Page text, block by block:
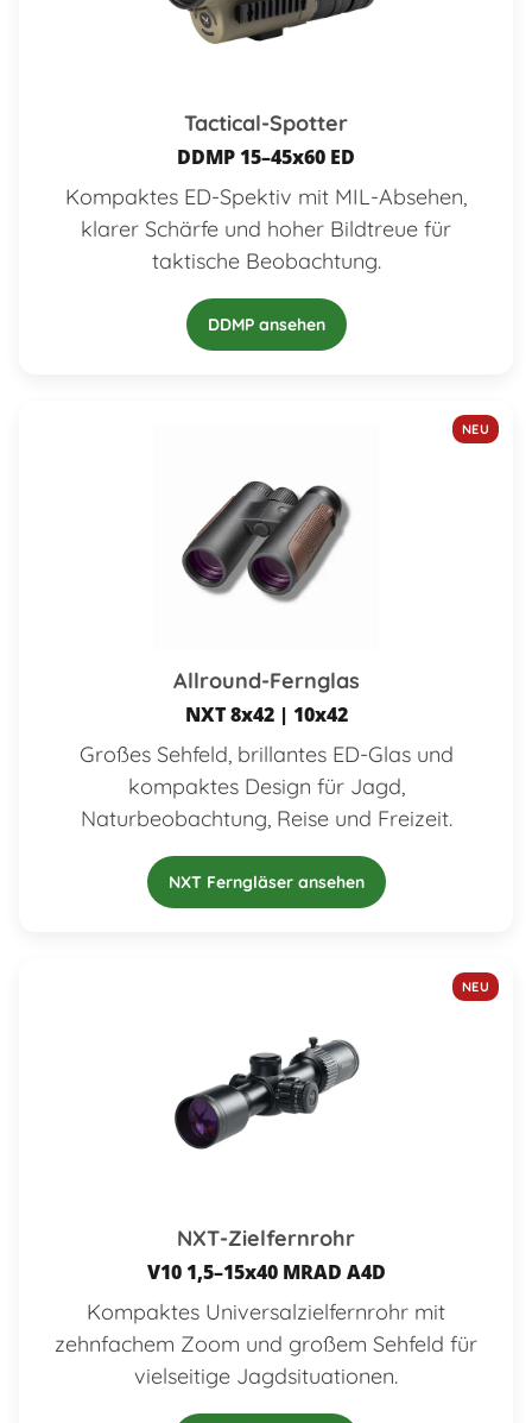
Tactical-Spotter
DDMP 15–45x60 ED
Kompaktes ED-Spektiv mit MIL-Absehen,
klarer Schärfe und hoher Bildtreue für
taktische Beobachtung.
DDMP ansehen
NEU
Allround-Fernglas
NXT 8x42 | 10x42
Großes Sehfeld, brillantes ED-Glas und
kompaktes Design für Jagd,
Naturbeobachtung, Reise und Freizeit.
NXT Ferngläser ansehen
NEU
NXT-Zielfernrohr
V10 1,5–15x40 MRAD A4D
Kompaktes Universalzielfernrohr mit
zehnfachem Zoom und großem Sehfeld für
vielseitige Jagdsituationen.